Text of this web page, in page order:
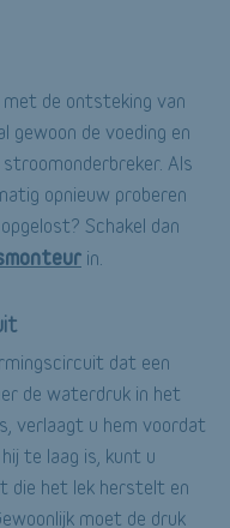
de ontsteking van
gewoon de voeding en
Als
opnieuw proberen
Schakel dan
in.
dat een
de waterdruk in het
verlaagt u hem voordat
te laag is, kunt u
die het lek herstelt en
moet de druk